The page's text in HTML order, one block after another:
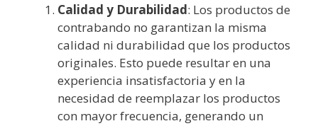
Calidad y Durabilidad: Los productos de
contrabando no garantizan la misma
calidad ni durabilidad que los productos
originales. Esto puede resultar en una
experiencia insatisfactoria y en la
necesidad de reemplazar los productos
con mayor frecuencia, generando un